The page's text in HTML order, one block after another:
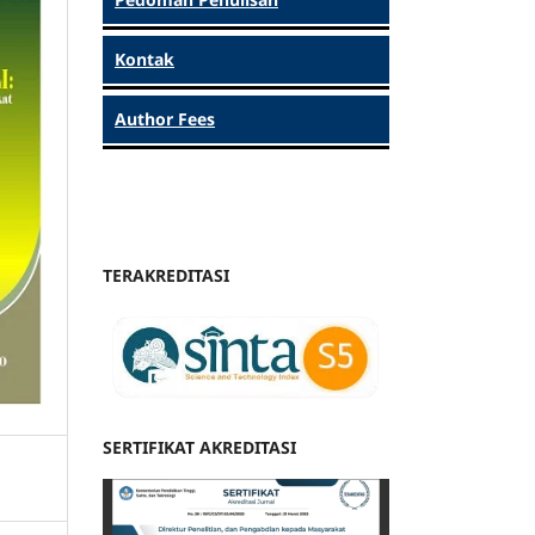
Kontak
Author Fees
TERAKREDITASI
SERTIFIKAT AKREDITASI